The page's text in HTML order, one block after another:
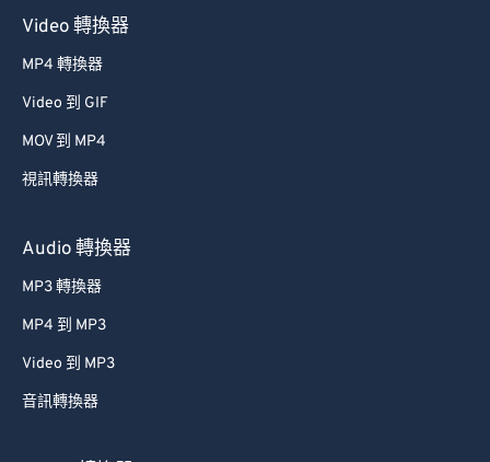
Video 轉換器
MP4 轉換器
Video 到 GIF
MOV 到 MP4
視訊轉換器
Audio 轉換器
MP3 轉換器
MP4 到 MP3
Video 到 MP3
音訊轉換器